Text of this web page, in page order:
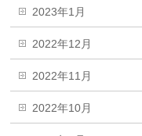
2023年1月
2022年12月
2022年11月
2022年10月